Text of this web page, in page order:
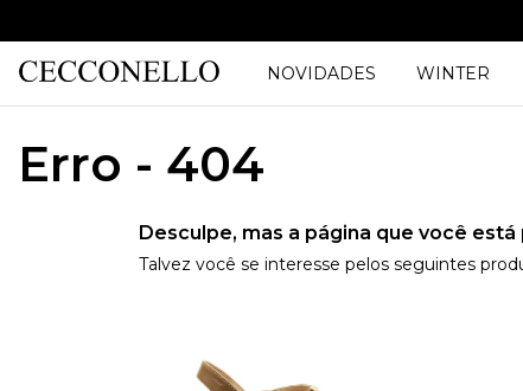
NOVIDADES WINTER
Erro - 404
Desculpe, mas a página que você
Talvez você se interesse pelos seguintes